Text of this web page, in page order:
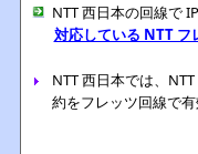
NTT 西日本の回線で
対応している NTT フ
NTT 西日本では、
約をフレッツ回線で